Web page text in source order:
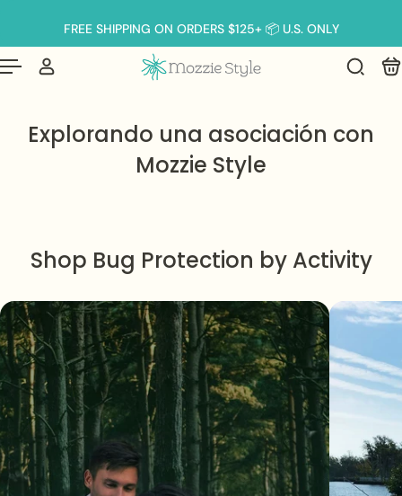
contenidoFREE SHIPPING ON ORDERS $125+ 📦 U.S. ONLY
Explorando una asociación con
Mozzie Style
Shop Bug Protection by Activity